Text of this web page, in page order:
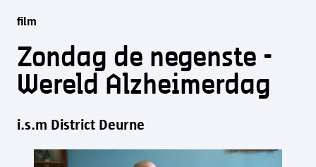
film
Zondag de negenste -
Wereld Alzheimerdag
i.s.m District Deurne